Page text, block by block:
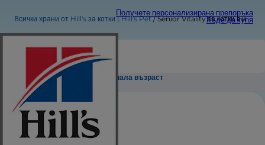
Получете персонализирана препоръка
Къде да купя
Всички храни от Hill's за котки | Hill's Pet Senior Vitality за котки в напреднала възраст
Senior Vitality за котки в напреднала възраст